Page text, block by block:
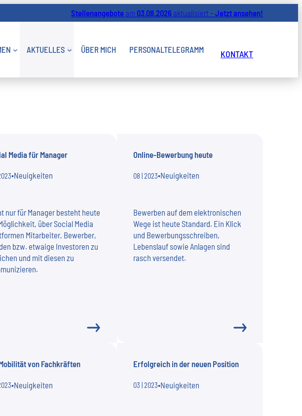
Stellenangebote am 03.08.2026 aktualisiert –Jetzt ansehen!
AKTUELLES ÜBER MICH PERSONALTELEGRAMM KONTAKT
Media für Manager
•Neuigkeiten
nur für Manager besteht heute
über Social Media
Mitarbeiter, Bewerber,
bzw. etwaige Investoren zu
und mit diesen zu
Online-Bewerbung heute
08 | 2023•Neuigkeiten
Bewerben auf dem elektronischen
Wege ist heute Standard. Ein Klick
und Bewerbungsschreiben,
Lebenslauf sowie Anlagen sind
rasch versendet.
von Fachkräften
•Neuigkeiten
Erfolgreich in der neuen Position
03 | 2023•Neuigkeiten